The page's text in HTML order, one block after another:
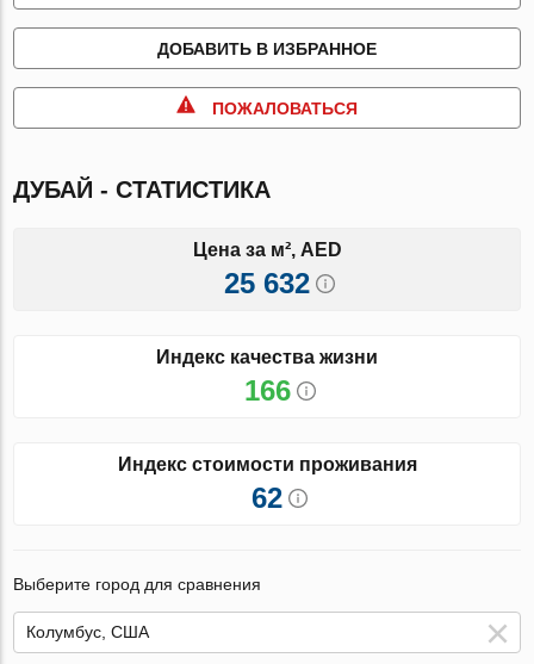
ДОБАВИТЬ В ИЗБРАННОЕ
ПОЖАЛОВАТЬСЯ
ДУБАЙ - СТАТИСТИКА
Цена за м², AED
25 632
Индекс качества жизни
166
Индекс стоимости проживания
62
Выберите город для сравнения